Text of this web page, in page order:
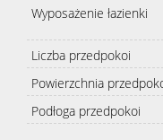
Wyposażenie łazienki
Liczba przedpokoi
Powierzchnia
Podłoga przedpokoi